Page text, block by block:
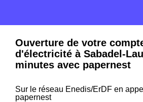
Ouverture de votre
d'électricité à Sabadel-
minutes avec papernest
Sur le réseau Enedis/ErDF en
papernest